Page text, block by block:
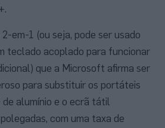
em-1 (ou seja, pode ser usado
teclado acoplado para funcionar
que a Microsoft afirma ser
para substituir os portáteis
de alumínio e o ecrã tátil
com uma taxa de